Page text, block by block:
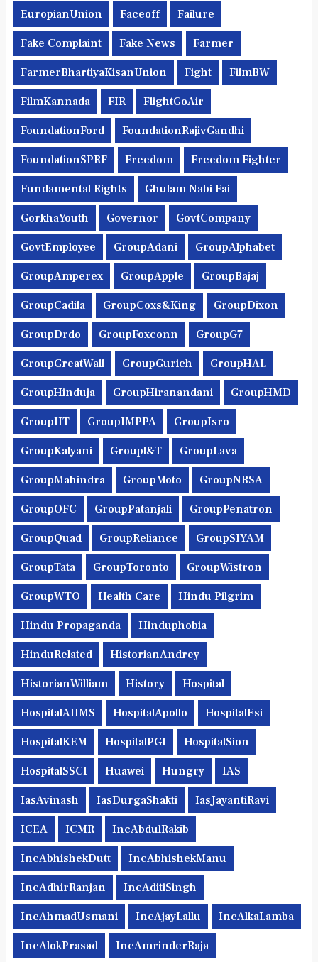
EuropianUnion Faceoff Failure
Fake Complaint Fake News Farmer
FarmerBhartiyaKisanUnion Fight FilmBW
FilmKannada FIR FlightGoAir
FoundationFord FoundationRajivGandhi
FoundationSPRF Freedom Freedom Fighter
Fundamental Rights Ghulam Nabi Fai
GorkhaYouth Governor GovtCompany
GovtEmployee GroupAdani GroupAlphabet
GroupAmperex GroupApple GroupBajaj
GroupCadila GroupCoxs&King GroupDixon
GroupDrdo GroupFoxconn GroupG7
GroupGreatWall GroupGurich GroupHAL
GroupHinduja GroupHiranandani GroupHMD
GroupIIT GroupIMPPA GroupIsro
GroupKalyani Groupl&t GroupLava
GroupMahindra GroupMoto GroupNBSA
GroupOFC GroupPatanjali GroupPenatron
GroupQuad GroupReliance GroupSIYAM
GroupTata GroupToronto GroupWistron
GroupWTO Health Care Hindu Pilgrim
Hindu Propaganda Hinduphobia
HinduRelated HistorianAndrey
HistorianWilliam History Hospital
HospitalAIIMS HospitalApollo HospitalEsi
HospitalKEM HospitalPGI HospitalSion
HospitalSSCI Huawei Hungry IAS
IasAvinash IasDurgaShakti IasJayantiRavi
ICEA ICMR IncAbdulRakib
IncAbhishekDutt IncAbhishekManu
IncAdhirRanjan IncAditiSingh
IncAhmadUsmani IncAjayLallu IncAlkaLamba
IncAlokPrasad IncAmrinderRaja